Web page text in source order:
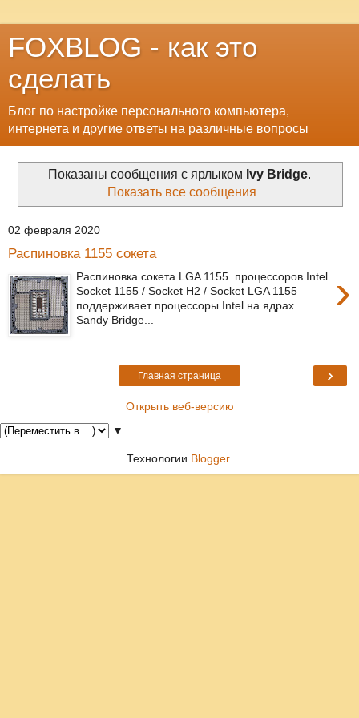
FOXBLOG - как это
сделать
Блог по настройке персонального компьютера,
интернета и другие ответы на различные вопросы
Показаны сообщения с ярлыком Ivy Bridge.
Показать все сообщения
02 февраля 2020
Распиновка 1155 сокета
›
Распиновка сокета LGA 1155 процессоров Intel
Socket 1155 / Socket H2 / Socket LGA 1155
поддерживает процессоры Intel на ядрах
Sandy Bridge...
›
Главная страница
Открыть веб-версию
▼
Технологии Blogger.